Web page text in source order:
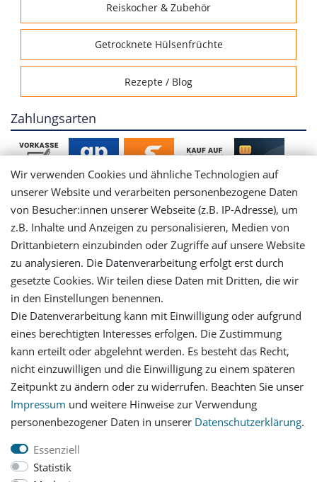
Reiskocher & Zubehör
Getrocknete Hülsenfrüchte
Rezepte / Blog
Zahlungsarten
Mein Konto
Login
Registrieren
Versandinformationen
Let's stay connected
Wir verwenden Cookies und ähnliche Technologien auf
unserer Website und verarbeiten personenbezogene Daten
von Besucher:innen unserer Webseite (z.B. IP-Adresse), um
z.B. Inhalte und Anzeigen zu personalisieren, Medien von
Drittanbietern einzubinden oder Zugriffe auf unsere Website
zu analysieren. Die Datenverarbeitung erfolgt erst durch
gesetzte Cookies. Wir teilen diese Daten mit Dritten, die wir
in den Einstellungen benennen.
Die Datenverarbeitung kann mit Einwilligung oder aufgrund
eines berechtigten Interesses erfolgen. Die Zustimmung
kann erteilt oder abgelehnt werden. Es besteht das Recht,
nicht einzuwilligen und die Einwilligung zu einem späteren
Zeitpunkt zu ändern oder zu widerrufen. Beachten Sie unser
Impressum und weitere Hinweise zur Verwendung
personenbezogener Daten in unserer Daten­schutz­erklärung.
Essenziell
Statistik